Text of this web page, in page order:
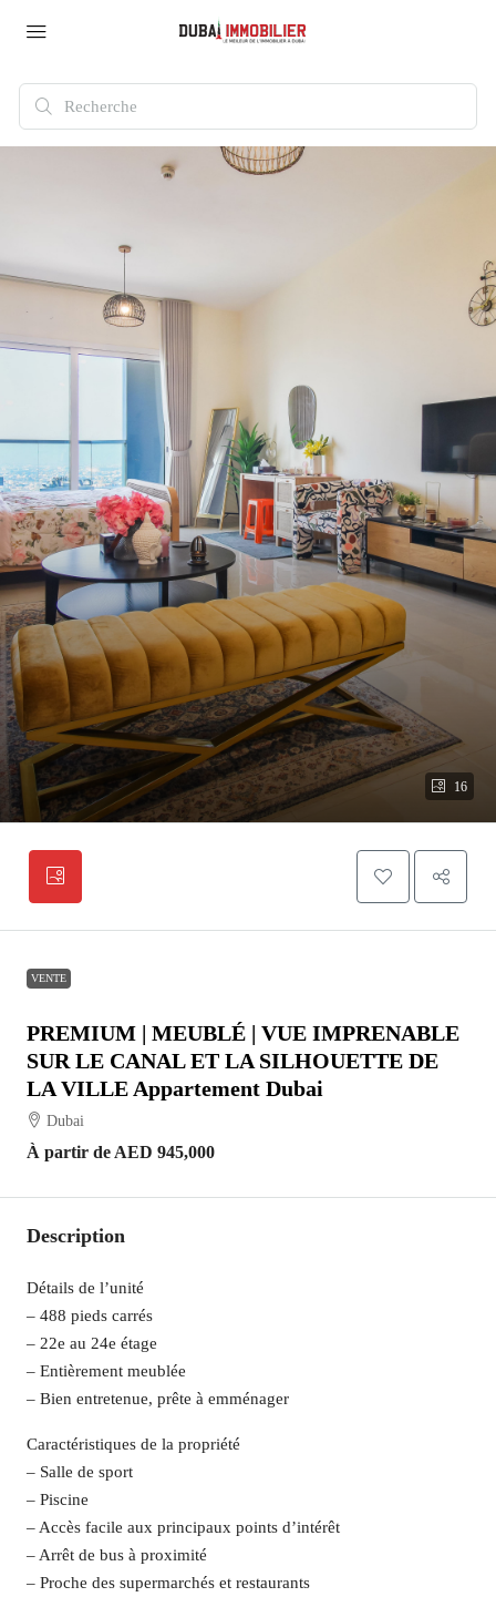
16
VENTE
PREMIUM | MEUBLÉ | VUE IMPRENABLE
SUR LE CANAL ET LA SILHOUETTE DE
LA VILLE Appartement Dubai
Dubai
À partir de AED 945,000
Description
Détails de l’unité
– 488 pieds carrés
– 22e au 24e étage
– Entièrement meublée
– Bien entretenue, prête à emménager
Caractéristiques de la propriété
– Salle de sport
– Piscine
– Accès facile aux principaux points d’intérêt
– Arrêt de bus à proximité
– Proche des supermarchés et restaurants